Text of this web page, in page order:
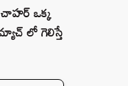
చాహర్ ఒక్క
లో గెలిస్తే